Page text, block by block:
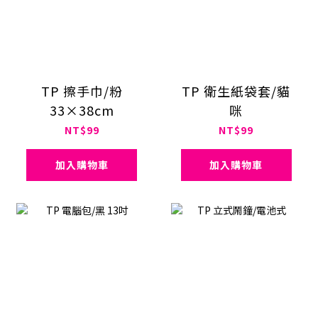
TP 擦手巾/粉
33×38cm
NT$99
加入購物車
TP 衛生紙袋套/貓
咪
NT$99
加入購物車